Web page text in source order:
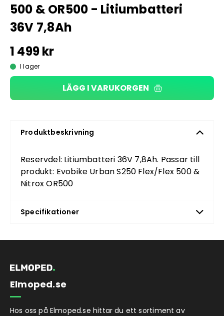
500 & OR500 - Litiumbatteri
36V 7,8Ah
1 499 kr
I lager
LÄGG I VARUKORGEN
Produktbeskrivning
Reservdel: Litiumbatteri 36V 7,8Ah. Passar till
produkt: Evobike UrbanS250 Flex/Flex 500 &
Nitrox OR500
Specifikationer
Elmoped.se
Hos oss på Elmoped.se hittar du ett sortiment av